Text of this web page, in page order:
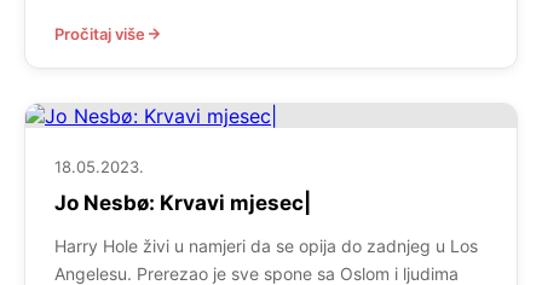
zadužila za snimanje neuspjelog filma, Harry nema
straha vidjevši oružje u […]
Pročitaj više
18.05.2023.
Jo Nesbø: Krvavi mjesec|
Harry Hole živi u namjeri da se opija do zadnjeg u Los
Angelesu. Prerezao je sve spone sa Oslom i ljudima